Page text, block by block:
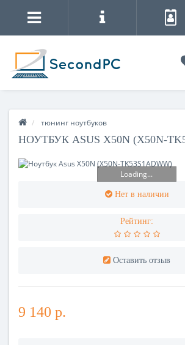
тюнинг ноутбуков
НОУТБУК ASUS X50N (X50N-
Loading...
Нет в наличии
Рейтинг:
Оставить отзыв
9 140 р.